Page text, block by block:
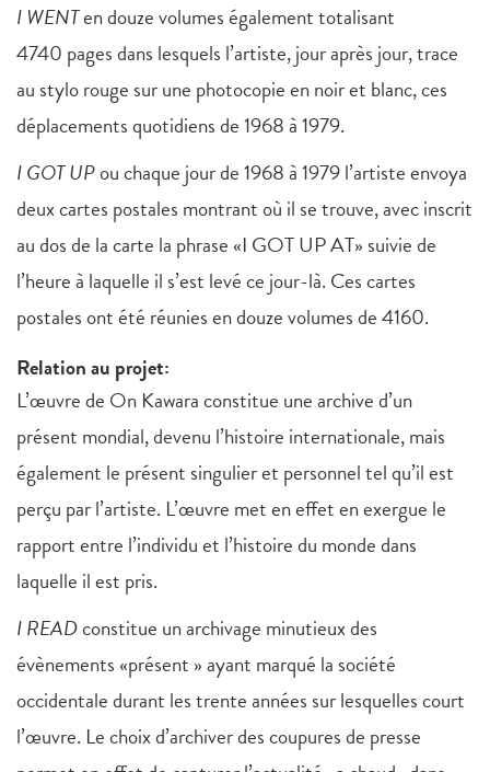
I WENTen douze volumes également totalisant
4740 pages dans lesquels l’artiste, jour après jour, trace
au stylo rouge sur une photocopie en noir et blanc, ces
déplacements quotidiens de 1968 à 1979.
I GOT UPou chaque jour de 1968 à 1979 l’artiste envoya
deux cartes postales montrant où il se trouve, avec inscrit
au dos de la carte la phrase «I GOT UP AT» suivie de
l’heure à laquelle il s’est levé ce jour-là. Ces cartes
postales ont été réunies en douze volumes de 4160.
Relation au projet:
L’œuvre de On Kawara constitue une archive d’un
présent mondial, devenu l’histoire internationale, mais
également le présent singulier et personnel tel qu’il est
perçu par l’artiste. L’œuvre met en effet en exergue le
rapport entre l’individu et l’histoire du monde dans
laquelle il est pris.
I READconstitue un archivage minutieux des
évènements «présent » ayant marqué la société
occidentale durant les trente années sur lesquelles court
l’œuvre. Le choix d’archiver des coupures de presse